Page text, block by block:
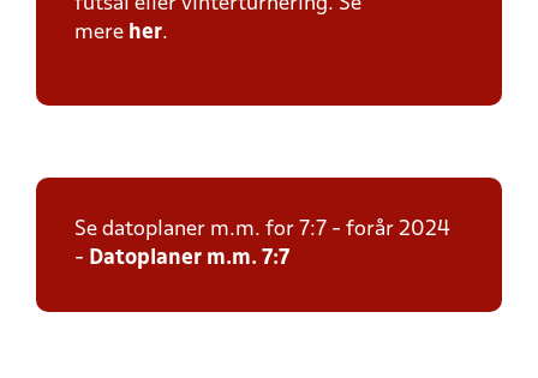
futsal eller vinterturnering. Se
mere her.
Se datoplaner m.m. for 7:7 - forår 2024
- Datoplaner m.m. 7:7